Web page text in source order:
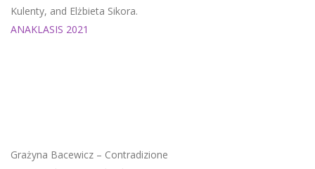
Kulenty, and Elżbieta Sikora.
ANAKLASIS 2021
Grażyna Bacewicz – Contradizione